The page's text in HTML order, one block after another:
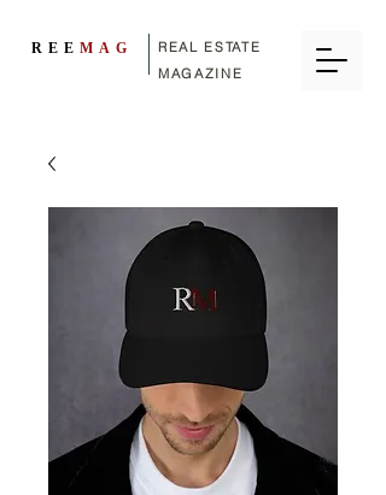
REAL ESTATE
MAGAZINE
REE MAG